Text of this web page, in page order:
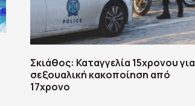
Σκιάθος: Καταγγελία 15χρονου για
σεξουαλική κακοποίηση από
17χρονο